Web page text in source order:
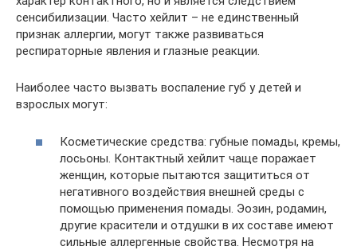
сенсибилизации. Часто хейлит ­– не единственный
признак аллергии, могут также развиваться
респираторные явления и глазные реакции.
Наиболее часто вызвать воспаление губ у детей и
взрослых могут:
Косметические средства: губные помады, кремы,
лосьоны. Контактный хейлит чаще поражает
женщин, которые пытаются защититься от
негативного воздействия внешней среды с
помощью применения помады. Эозин, родамин,
другие красители и отдушки в их составе имеют
сильные аллергенные свойства. Несмотря на